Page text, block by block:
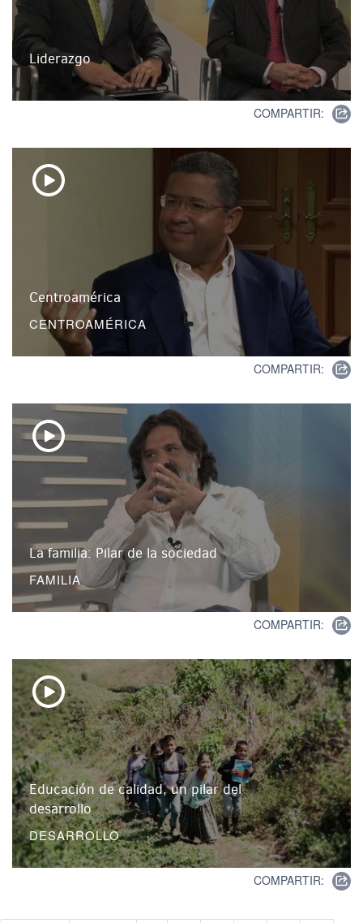
Liderazgo
COMPARTIR:
Centroamérica
CENTROAMÉRICA
COMPARTIR:
La familia: Pilar de la sociedad
FAMILIA
COMPARTIR:
Educación de calidad, un pilar del
desarrollo
DESARROLLO
COMPARTIR: